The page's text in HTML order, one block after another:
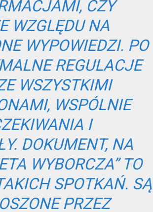
CZY
WZGLĘDU NA
WYPOWIEDZI. PO
REGULACJE
WSZYSTKIMI
WSPÓLNIE
I
DOKUMENT, NA
WYBORCZA” TO
SPOTKAŃ. SĄ
PRZEZ